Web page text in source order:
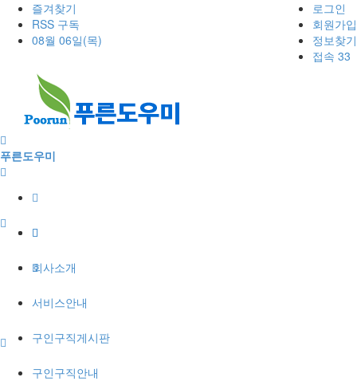
즐겨찾기
RSS 구독
08월 06일(목)
로그인
회원가입
정보찾기
접속 33
푸른도우미
회사소개
서비스안내
구인구직게시판
구인구직안내